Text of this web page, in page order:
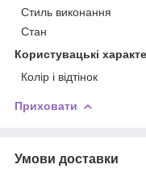
Стиль виконання
Стан
Користувацькi
Колір і відтінок
Приховати
Умови доставки